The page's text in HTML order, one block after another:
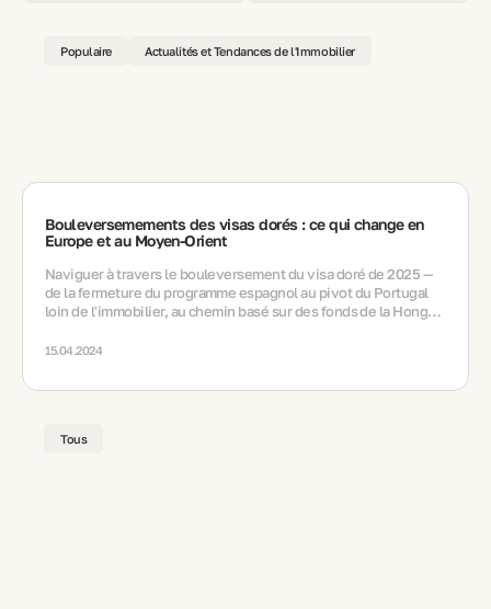
Populaire Actualités et Tendances de l'Immobilier
Bouleversemements des visas dorés : ce qui change en
Europe et au Moyen-Orient
Naviguer à travers le bouleversement du visa doré de 2025 —
de la fermeture du programme espagnol au pivot du Portugal
loin de l'immobilier, au chemin basé sur des fonds de la Hongrie
nomination.
15.04.2024
Tous